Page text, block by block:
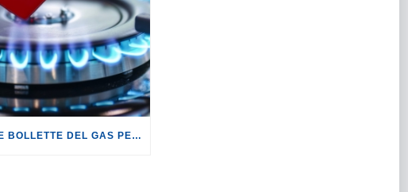
GAS: +19,2% LE BOLLETTE DEL GAS PER I CLIENTI IN SERVIZIO DI VULNERABILITÀ.